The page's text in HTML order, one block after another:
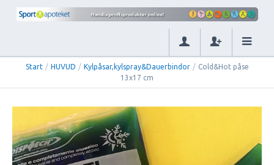
Start / HUVUD / Kylpåsar,kylspray&Dauerbindor / Cold&Hot påse
13x17 cm